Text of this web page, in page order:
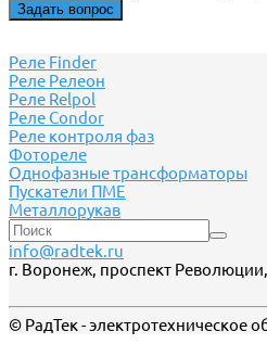
Задать вопрос
Реле Finder
Реле Релеон
Реле Relpol
Реле Сondor
Реле контроля фаз
Фотореле
Однофазные трансформаторы
Пускатели ПМЕ
Металлорукав
info@radtek.ru
г. Воронеж, проспект
© РадТек - электротехническое